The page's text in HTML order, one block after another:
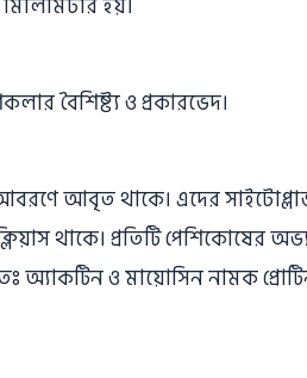
আবৃত থাকে। এদের
থাকে। প্রতিটি পেশিকোষের
অ্যাকটিন ও মায়ােসিন নামক